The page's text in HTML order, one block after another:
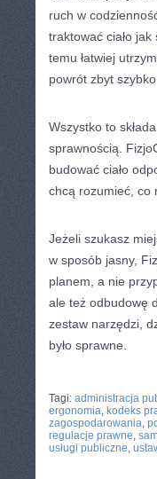
ruch w
traktować ciało
temu łatwiej
powrót zbyt szybko
Wszystko to
sprawnością.
budować ciało
chcą rozumieć, co
Jeżeli szukasz
w sposób jasny,
planem, a nie
ale też odbudowę
zestaw narzędzi,
było sprawne.
Tagi: administracja
ergonomia, kodeks
zagospodarowania,
regulacje prawne,
usługi publiczne,